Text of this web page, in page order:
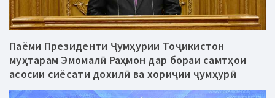
Паёми Президенти Ҷумҳурии Тоҷикистон
муҳтарам Эмомалӣ Раҳмон дар бораи самтҳои
асосии сиёсати дохилӣ ва хориҷии ҷумҳурӣ